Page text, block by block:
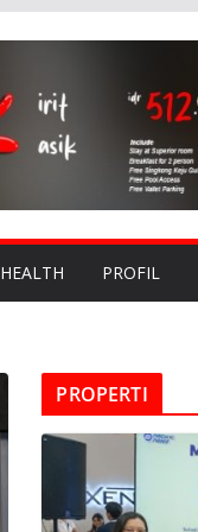
HEALTH PROFIL
PROPERTI